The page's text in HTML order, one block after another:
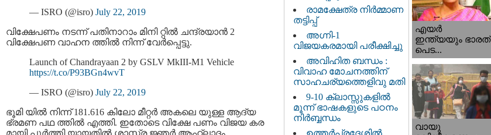
— ISRO (@isro) July 22, 2019
വിക്ഷേപണം നടന്ന് പതിനാറാം മിനി റ്റിൽ ചന്ദ്രയാന്‍ 2
വിക്ഷേപണ വാഹന ത്തില്‍ നിന്ന് വേര്‍പ്പെട്ടു.
Launch of Chandrayaan 2 by GSLV MkIII-M1 Vehicle
https://t.co/P93BGn4wvT
— ISRO (@isro) July 22, 2019
ഭൂമി യിൽ നിന്ന് 181.616 കിലോ മീറ്റർ അകലെ യുള്ള ആദ്യ
ഭ്രമണ പഥ ത്തിൽ എത്തി. ഇതോടെ വിക്ഷേ പണം വിജയ കര
മായി പൂര്‍ത്തി യായതില്‍ ശാസ്ത്ര ജ്ഞര്‍ ആഹ്ലാദം
രാമക്ഷേത്ര നിർമ്മാണ
തട്ടിപ്പ്
അഗ്നി-1
വിജയകരമായി പരീക്ഷിച്ചു
അവിഹിത ബന്ധം :
വിവാഹ മോചനത്തിന്
സാഹചര്യത്തെളിവു മതി
9-10 ക്ലാസ്സുകളിൽ
മൂന്ന് ഭാഷകളുടെ പഠനം
നിർബ്ബന്ധം
ഉത്തർപ്രദേശിൽ
എയര്‍
ഇന്ത്യയും ഭാരത്
പെട...
വായു